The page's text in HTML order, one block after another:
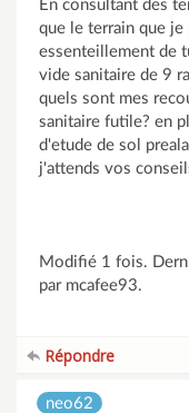
En consultant des
que le terrain que
essenteillement de
vide sanitaire de 9
quels sont mes
sanitaire futile? en
d'etude de sol
j'attends vos
Modifié 1 fois.
par mcafee93.
Répondre
neo62